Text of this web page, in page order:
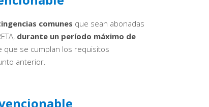
comunes que sean abonadas
durante un período máximo de
que se cumplan los requisitos
anterior.